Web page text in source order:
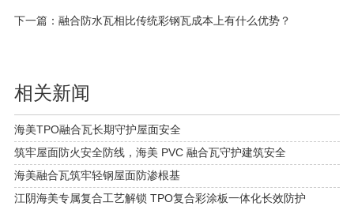
下一篇： 融合防水瓦相比传统彩钢瓦成本上有什么优势？
相关新闻
海美TPO融合瓦长期守护屋面安全
筑牢屋面防火安全防线，海美 PVC 融合瓦守护建筑安全
海美融合瓦筑牢轻钢屋面防渗根基
江阴海美专属复合工艺解锁 TPO复合彩涂板一体化长效防护